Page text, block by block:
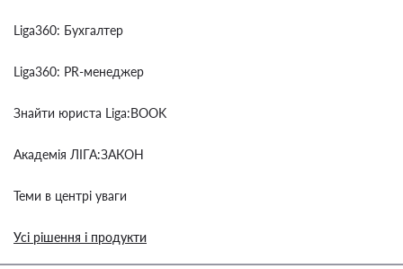
Liga360: Бухгалтер
Liga360: PR-менеджер
Знайти юриста Liga:BOOK
Академія ЛІГА:ЗАКОН
Теми в центрі уваги
Усі рішення і продукти